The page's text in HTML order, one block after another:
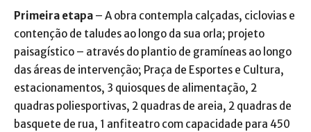
Primeira etapa – A obra contempla calçadas, ciclovias e
contenção de taludes ao longo da sua orla; projeto
paisagístico – através do plantio de gramíneas ao longo
das áreas de intervenção; Praça de Esportes e Cultura,
estacionamentos, 3 quiosques de alimentação, 2
quadras poliesportivas, 2 quadras de areia, 2 quadras de
basquete de rua, 1 anfiteatro com capacidade para 450